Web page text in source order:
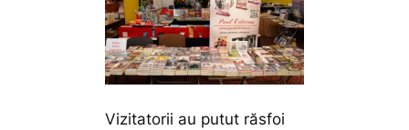
Vizitatorii au putut răsfoi